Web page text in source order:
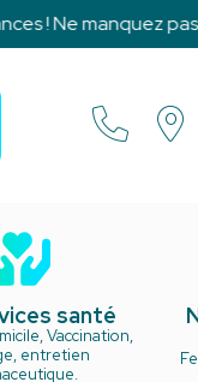
! Ne manquez pas
santé
Vaccination,
entretien